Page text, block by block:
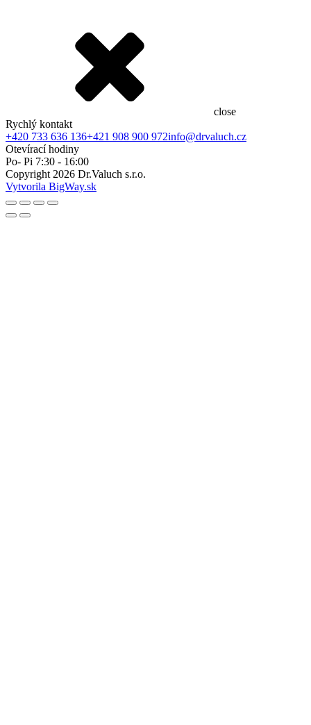
close
Rychlý kontakt
+420 733 636 136+421 908 900 972info@drvaluch.cz
Otevírací hodiny
Po- Pi 7:30 - 16:00
Copyright 2026 Dr.Valuch s.r.o.
Vytvorila BigWay.sk